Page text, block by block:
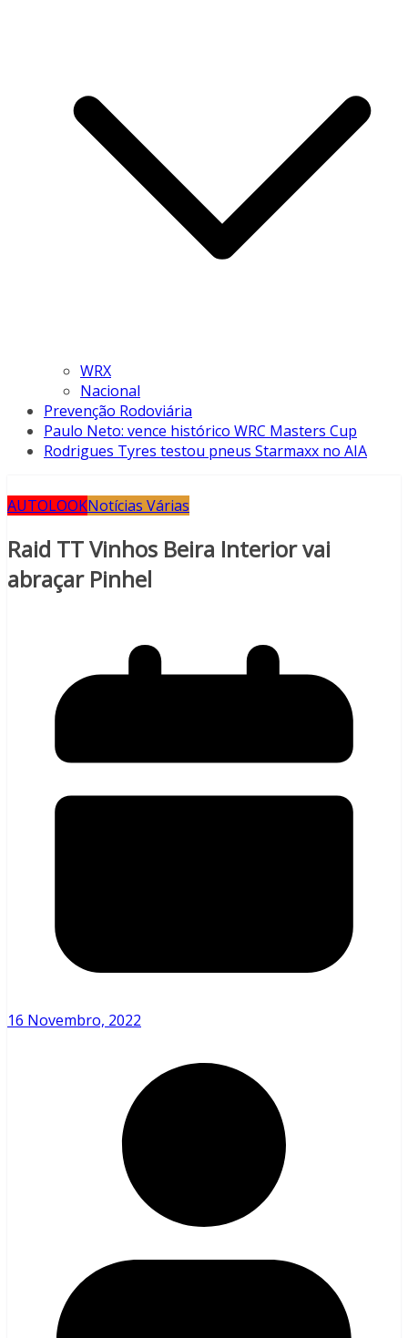
WRX
Nacional
Prevenção Rodoviária
Paulo Neto: vence histórico WRC Masters Cup
Rodrigues Tyres testou pneus Starmaxx no AIA
AUTOLOOKNotícias Várias
Raid TT Vinhos Beira Interior vai
abraçar Pinhel
16 Novembro, 2022